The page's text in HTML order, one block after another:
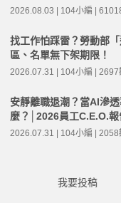
2026.08.03 | 104小編 |
找工作怕踩雷？勞動部
區、名單無下架期限！
2026.07.31 | 104小編 | 2697
安靜離職退潮？當AI滲
麼？│2026員工C.E.O.報
2026.07.31 | 104小編 | 2058
我要投稿